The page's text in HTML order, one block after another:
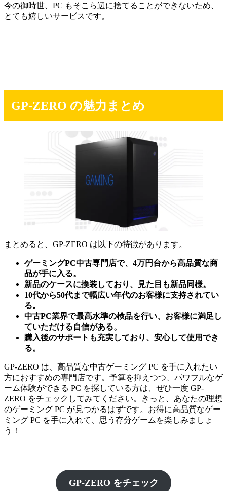
今の御時世、PC もそこら辺に捨てることができないため、
とても嬉しいサービスです。
GP-ZERO の魅力まとめ
まとめると、GP-ZERO は以下の特徴があります。
ゲーミングPC中古専門店で、4万円台から高品質な商
品が手に入る。
新品のケースに換装しており、見た目も新品同様。
10代から50代まで幅広い年代のお客様に支持されてい
る。
中古PC業界で最高水準の検品を行い、お客様に満足し
ていただける自信がある。
購入後のサポートも充実しており、安心して使用でき
る。
GP-ZERO は、高品質な中古ゲーミング PC を手に入れたい
方におすすめの専門店です。予算を抑えつつ、パワフルなゲ
ーム体験ができる PC を探している方は、ぜひ一度 GP-
ZERO をチェックしてみてください。きっと、あなたの理想
のゲーミング PC が見つかるはずです。お得に高品質なゲー
ミング PC を手に入れて、思う存分ゲームを楽しみましょ
う！
GP-ZERO をチェック